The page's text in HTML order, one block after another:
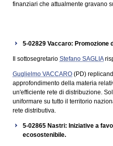
finanziari che attualmente gravano
5-02829 Vaccaro: Promozione
Il sottosegretario Stefano SAGLIA
Guglielmo VACCARO (PD)
approfondimento della materia
un'efficiente rete di distribuzione.
uniformare su tutto il territorio
rete distributiva.
5-02865 Nastri: Iniziative a
ecosostenibile.